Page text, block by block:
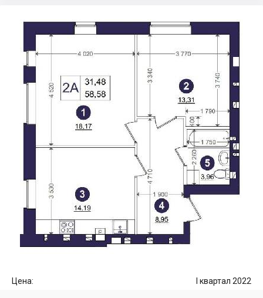
Цена: I квартал 2022